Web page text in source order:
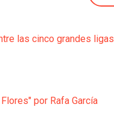
las cinco grandes ligas
por Rafa García